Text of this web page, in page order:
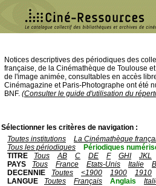
Notices descriptives des périodiques des
française, de la Cinémathèque de Toulouse
de l'image animée, consultables en accès
Cinémagazine et Paris-Photographe ont été
BNF. (Consulter le guide d'utilisation du
Sélectionner les critères de navigation :
Toutes institutions
La Cinémathèque
Tous les périodiques
Périodiques
TITRE
Tous AB C DE F GHI JKL
PAYS
Tous France Etats-Unis Italie
DECENNIE
Toutes <1900 1900 1910
LANGUE
Toutes Français Anglais